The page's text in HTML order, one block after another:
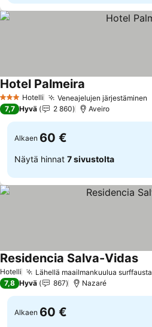
3 Tähtiluokitus
Hotelli Veneajelujen järjestäminen
Hotel Palmeira
7,7 Hyvä 2 860 Aveiro
Alkaen 60 €
Näytä hinnat 7 sivustolta
Hotelli Lähellä maailmankuulua surffausta
Residencia Salva-Vidas
7,8 Hyvä 867 Nazaré
Alkaen 60 €